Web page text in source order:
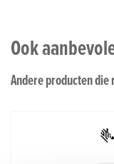
Ook
Andere producten